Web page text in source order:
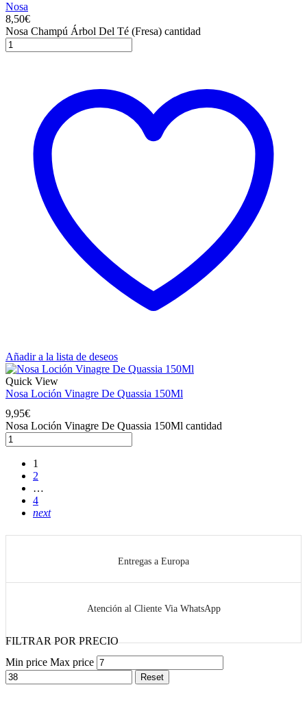
Nosa
8,50€
Nosa Champú Árbol Del Té (Fresa) cantidad
Añadir a la lista de deseos
Quick View
Nosa Loción Vinagre De Quassia 150Ml
9,95€
Nosa Loción Vinagre De Quassia 150Ml cantidad
1
2
…
4
next
Entregas a Europa
Atención al Cliente Via WhatsApp
FILTRAR POR PRECIO
Min price Max price
Reset